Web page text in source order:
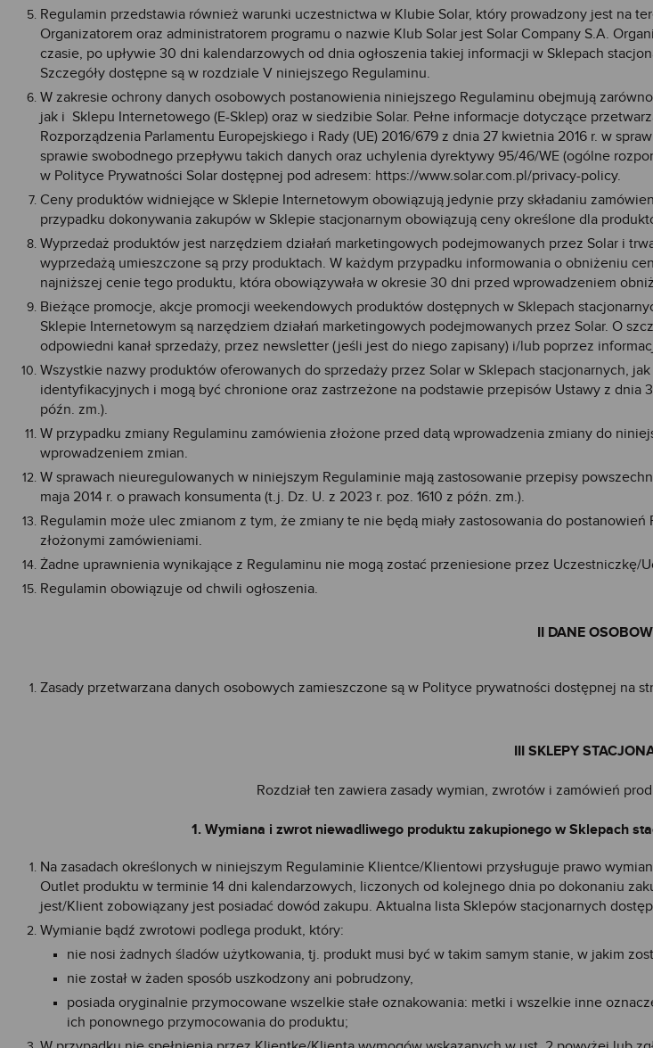
Regulamin przedstawia również warunki uczestnictwa w Klubie Solar, który prowadzony jest na
Organizatorem oraz administratorem programu o nazwie Klub Solar jest Solar Company S.A.
czasie, po upływie 30 dni kalendarzowych od dnia ogłoszenia takiej informacji w Sklepach
Szczegóły dostępne są w rozdziale V niniejszego Regulaminu.
W zakresie ochrony danych osobowych postanowienia niniejszego Regulaminu obejmują
jak i Sklepu Internetowego (E-Sklep) oraz w siedzibie Solar. Pełne informacje dotyczące
Rozporządzenia Parlamentu Europejskiego i Rady (UE) 2016/679 z dnia 27 kwietnia 2016 r. w
sprawie swobodnego przepływu takich danych oraz uchylenia dyrektywy 95/46/WE (ogólne
w Polityce Prywatności Solar dostępnej pod adresem: https://www.solar.com.pl/privacy-policy.
Ceny produktów widniejące w Sklepie Internetowym obowiązują jedynie przy składaniu
przypadku dokonywania zakupów w Sklepie stacjonarnym obowiązują ceny określone dla
Wyprzedaż produktów jest narzędziem działań marketingowych podejmowanych przez Solar i
wyprzedażą umieszczone są przy produktach. W każdym przypadku informowania o obniżeniu
najniższej cenie tego produktu, która obowiązywała w okresie 30 dni przed wprowadzeniem
Bieżące promocje, akcje promocji weekendowych produktów dostępnych w Sklepach
Sklepie Internetowym są narzędziem działań marketingowych podejmowanych przez Solar. O
odpowiedni kanał sprzedaży, przez newsletter (jeśli jest do niego zapisany) i/lub poprzez
Wszystkie nazwy produktów oferowanych do sprzedaży przez Solar w Sklepach stacjonarnych,
identyfikacyjnych i mogą być chronione oraz zastrzeżone na podstawie przepisów Ustawy z dnia
późn. zm.).
W przypadku zmiany Regulaminu zamówienia złożone przed datą wprowadzenia zmiany do
wprowadzeniem zmian.
W sprawach nieuregulowanych w niniejszym Regulaminie mają zastosowanie przepisy
maja 2014 r. o prawach konsumenta (t.j. Dz. U. z 2023 r. poz. 1610 z późn. zm.).
Regulamin może ulec zmianom z tym, że zmiany te nie będą miały zastosowania do
złożonymi zamówieniami.
Żadne uprawnienia wynikające z Regulaminu nie mogą zostać przeniesione przez Uczestniczkę/
Regulamin obowiązuje od chwili ogłoszenia.
II DANE
Zasady przetwarzana danych osobowych zamieszczone są w Polityce prywatności dostępnej na
III SKLEPY
Rozdział ten zawiera zasady wymian, zwrotów i zamówień
1. Wymiana i zwrot niewadliwego produktu zakupionego w Sklepach
Na zasadach określonych w niniejszym Regulaminie Klientce/Klientowi przysługuje prawo
Outlet produktu w terminie 14 dni kalendarzowych, liczonych od kolejnego dnia po dokonaniu
jest/Klient zobowiązany jest posiadać dowód zakupu. Aktualna lista Sklepów stacjonarnych
Wymianie bądź zwrotowi podlega produkt, który:
nie nosi żadnych śladów użytkowania, tj. produkt musi być w takim samym stanie, w jakim
nie został w żaden sposób uszkodzony ani pobrudzony,
posiada oryginalnie przymocowane wszelkie stałe oznakowania: metki i wszelkie inne
ich ponownego przymocowania do produktu;